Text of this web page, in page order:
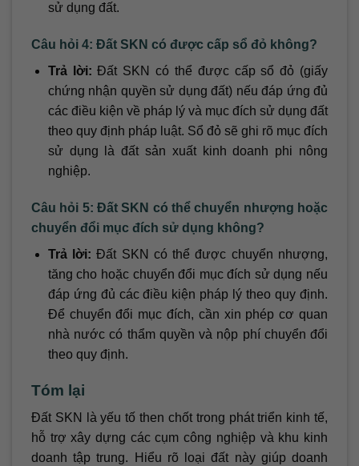
sử dụng đất.
Câu hỏi 4: Đất SKN có được cấp sổ đỏ không?
Trả lời: Đất SKN có thể được cấp sổ đỏ (giấy
chứng nhận quyền sử dụng đất) nếu đáp ứng đủ
các điều kiện về pháp lý và mục đích sử dụng đất
theo quy định pháp luật. Sổ đỏ sẽ ghi rõ mục đích
sử dụng là đất sản xuất kinh doanh phi nông
nghiệp.
Câu hỏi 5: Đất SKN có thể chuyển nhượng hoặc
chuyển đổi mục đích sử dụng không?
Trả lời: Đất SKN có thể được chuyển nhượng,
tăng cho hoặc chuyển đổi mục đích sử dụng nếu
đáp ứng đủ các điều kiện pháp lý theo quy định.
Để chuyển đổi mục đích, cần xin phép cơ quan
nhà nước có thẩm quyền và nộp phí chuyển đổi
theo quy định.
Tóm lại
Đất SKN là yếu tố then chốt trong phát triển kinh tế,
hỗ trợ xây dựng các cụm công nghiệp và khu kinh
doanh tập trung. Hiểu rõ loại đất này giúp doanh